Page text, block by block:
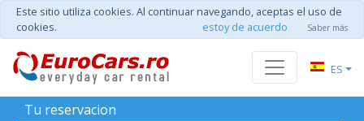
Este sitio utiliza cookies. Al continuar navegando, aceptas el uso de
cookies.
estoy de acuerdo Saber más
ES
Tu reservacion